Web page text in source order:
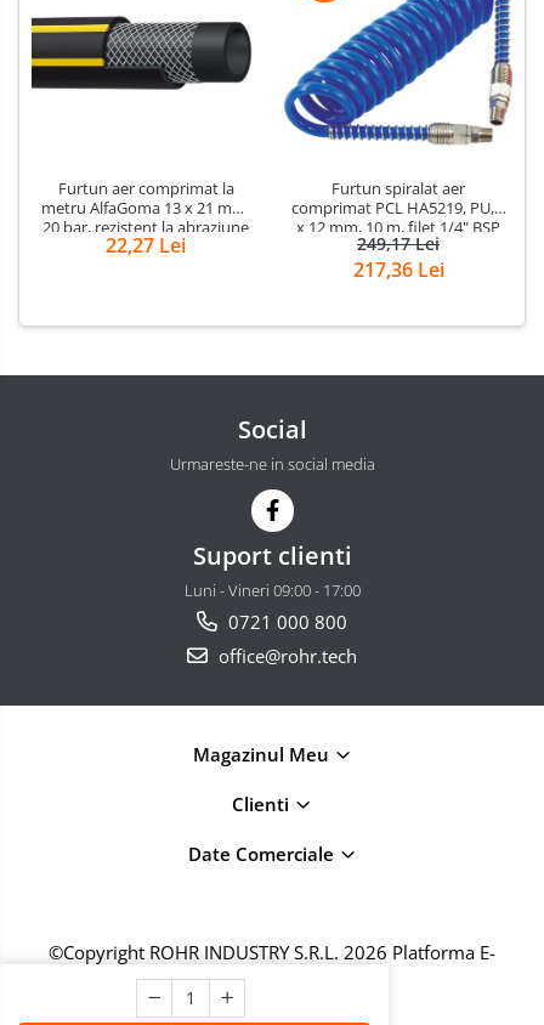
Furtun aer comprimat la
metru AlfaGoma 13 x 21 mm,
20 bar, rezistent la abraziune
22,27 Lei
Furtun spiralat aer
comprimat PCL HA5219, PU, 8
x 12 mm, 10 m, filet 1/4" BSP
249,17 Lei
217,36 Lei
Social
Urmareste-ne in social media
Suport clienti
Luni - Vineri 09:00 - 17:00
0721 000 800
office@rohr.tech
Magazinul Meu
Clienti
Date Comerciale
©Copyright ROHR INDUSTRY S.R.L. 2026 Platforma E-
commerce by Gomag